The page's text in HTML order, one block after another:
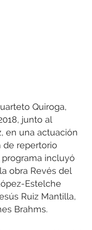
Quiroga,
junto al
en una actuación
de repertorio
incluyó
obra Revés del
Estelche
Ruiz Mantilla,
Brahms.